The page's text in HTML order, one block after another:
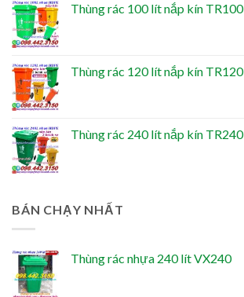
Thùng rác 100 lít nắp kín TR100
Thùng rác 120 lít nắp kín TR120
Thùng rác 240 lít nắp kín TR240
BÁN CHẠY NHẤT
Thùng rác nhựa 240 lít VX240